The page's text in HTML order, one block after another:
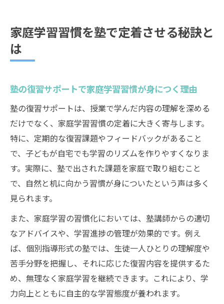
家庭学習習慣を塾で定着させる秘訣と
は
塾の復習サポートで家庭学習習慣が身につく理由
塾の復習サポートは、授業で学んだ内容の理解を深める
だけでなく、家庭学習習慣の定着に大きく寄与します。
特に、定期的な復習課題やフィードバックがあること
で、子どもが自宅でも学習のリズムを作りやすくなりま
す。実際に、塾で出された課題を家庭で取り組むこと
で、自然と机に向かう習慣が身についたという声は多く
見られます。
また、家庭学習の習慣化においては、塾講師からの適切
なアドバイスや、学習進捗の管理が効果的です。例え
ば、個別指導形式の塾では、生徒一人ひとりの理解度や
苦手分野を把握し、それに応じた復習内容を提供するた
め、無理なく家庭学習を継続できます。これにより、学
力向上とともに自主的な学習態度が養われます。